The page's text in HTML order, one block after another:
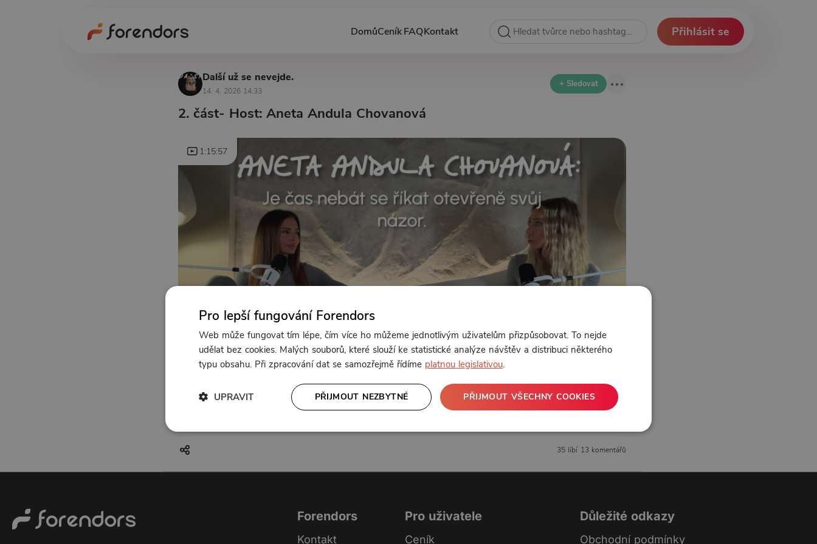
DomůCeníkFAQKontakt Přihlásit se
Další už se nevejde.
14. 4. 2026 14:33
+ Sledovat
2. část- Host: Aneta Andula Chovanová
1:15:57
Od 169 Kč měsíčně
Klikněte pro odemčení nebo sepřihlaste
35 líbí 13 komentářů
Forendors
Kontakt
Pro uživatele
Ceník
Důležité odkazy
Obchodní podmínky
Pro lepší fungování Forendors
Web může fungovat tím lépe, čím více ho můžeme jednotlivým uživatelům přizpůsobovat. To nejde
udělat bez cookies. Malých souborů, které slouží ke statistické analýze návštěv a distribuci některého
typu obsahu. Při zpracování dat se samozřejmě řídíme platnou legislativou.
PŘIJMOUT VŠECHNY COOKIES
PŘIJMOUT NEZBYTNÉ
UPRAVIT